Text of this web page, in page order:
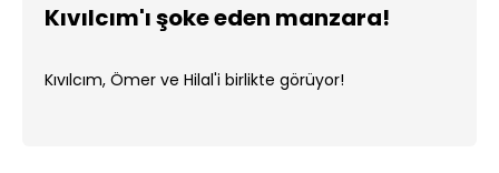
Kıvılcım'ı şoke eden manzara!
Kıvılcım, Ömer ve Hilal'i birlikte görüyor!